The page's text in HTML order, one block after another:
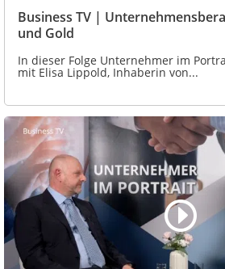
Business TV |
und Gold
In dieser Folge Unternehmer im
mit Elisa Lippold, Inhaberin von...